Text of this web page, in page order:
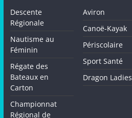
Descente
Régionale
Nautisme au
Féminin
Régate des
Bateaux en
Carton
Championnat
Régional de
Aviron
Canoë-Kayak
Périscolaire
Sport Santé
Dragon Ladies